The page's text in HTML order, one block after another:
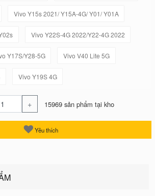
Vivo Y15s 2021/ Y15A-4G/ Y01/ Y01A
Vivo Y22S-4G 2022/Y22-4G 2022
Y17S/Y28-5G Vivo V40 Lite 5G
Vivo Y19S 4G
+ 15969 sản phẩm tại kho
Yêu thích